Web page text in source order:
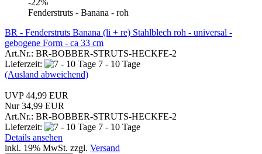
Fenderstruts - Banana - roh
BR - Fenderstruts Banana (li + re) Stahlblech roh - universal -
gebogene Form - ca 33 cm
Art.Nr.: BR-BOBBER-STRUTS-HECKFE-2
Lieferzeit:
7 - 10 Tage
(Ausland abweichend)
UVP 44,99 EUR
Nur 34,99 EUR
Art.Nr.: BR-BOBBER-STRUTS-HECKFE-2
Lieferzeit:
7 - 10 Tage
Details ansehen
inkl. 19% MwSt. zzgl. Versand